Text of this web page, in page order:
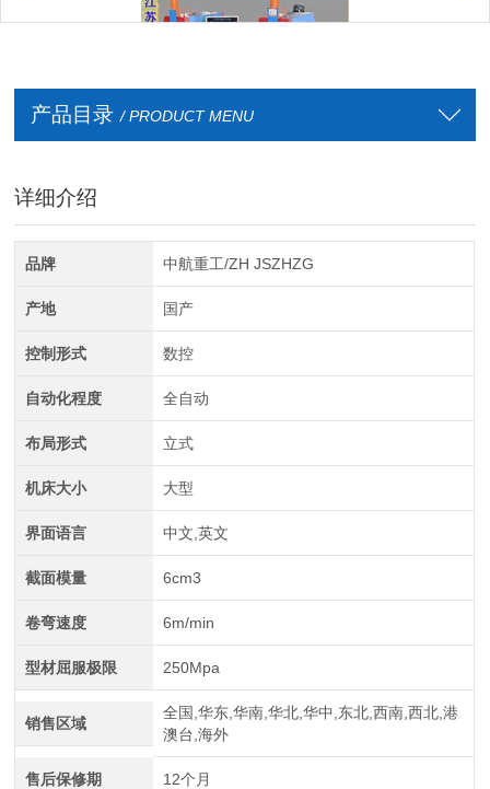
全自动CAD导图滚弯机
中航重工 大型拉弯机
江苏中航重工厂家定制四轴数控型材弯曲机
产品目录 / PRODUCT MENU
详细介绍
品牌 中航重工/ZH JSZHZG
产地 国产
控制形式 数控
自动化程度 全自动
布局形式 立式
机床大小 大型
界面语言 中文,英文
截面模量 6cm3
卷弯速度 6m/min
型材屈服极限 250Mpa
销售区域
全国,华东,华南,华北,华中,东北,西南,西北,港
澳台,海外
售后保修期 12个月